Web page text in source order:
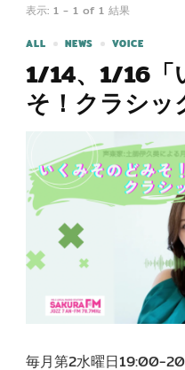
表示: 1 - 1 of 1 結果
ALL NEWS VOICE
1/14、1/16「
そ！クラシッ
毎月第2水曜日19:00-